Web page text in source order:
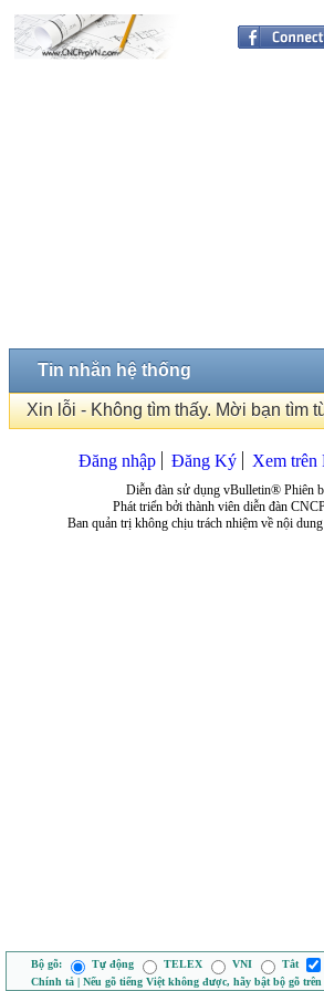
Tin nhắn hệ thống
Xin lỗi - Không tìm thấy. Mời bạn tìm
Đăng nhập Đăng Ký Xem trên
Diễn đàn sử dụng vBulletin® Phiên
Phát triển bởi thành viên diễn đàn
Ban quản trị không chịu trách nhiệm về nội dung
Bộ gõ: Tự động TELEX VNI Tắt
Chính tả | Nếu gõ tiếng Việt không được, hãy bật bộ gõ trên